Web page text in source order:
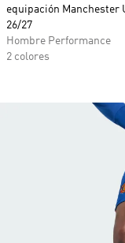
equipación Manchester
26/27
Hombre Performance
2 colores